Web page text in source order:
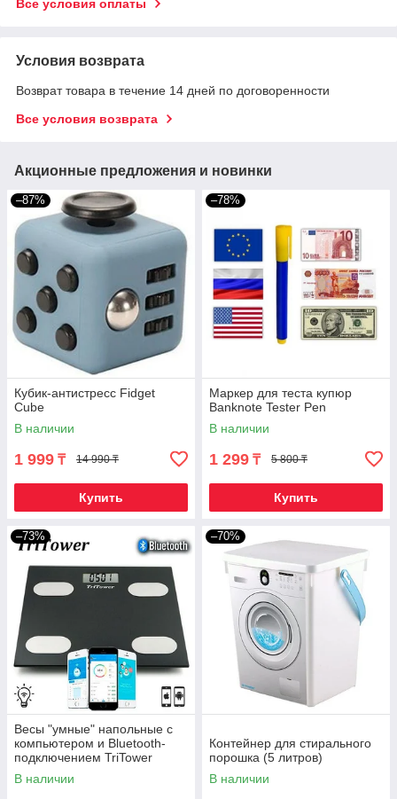
Все условия оплаты
Условия возврата
Возврат товара в течение 14 дней по договоренности
Все условия возврата
Акционные предложения и новинки
–87%
Кубик-антистресс Fidget
Cube
В наличии
1 999 ₸ 14 990 ₸
Купить
–78%
Маркер для теста купюр
Banknote Tester Pen
В наличии
1 299 ₸ 5 800 ₸
Купить
–73%
Весы "умные" напольные с
компьютером и Bluetooth-
подключением TriTower
ОКОК International
В наличии
–70%
Контейнер для стирального
порошка (5 литров)
В наличии